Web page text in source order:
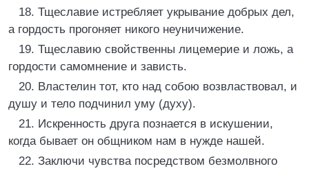
18. Тщеславие истребляет укрывание добрых дел,
а гордость прогоняет никого неуничижение.
19. Тщеславию свойственны лицемерие и ложь, а
гордости самомнение и зависть.
20. Властелин тот, кто над собою возвластвовал, и
душу и тело подчинил уму (духу).
21. Искренность друга познается в искушении,
когда бывает он общником нам в нужде нашей.
22. Заключи чувства посредством безмолвного